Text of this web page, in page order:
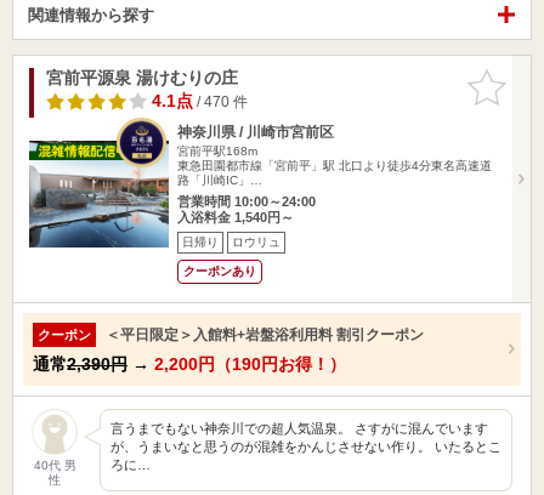
関連情報から探す
お気に入
りに追加
宮前平源泉 湯けむりの庄
4.1点/ 470 件
神奈川県 / 川崎市宮前区
宮前平駅168m
東急田園都市線「宮前平」駅 北口より徒歩4分東名高速道
路「川崎IC」…
営業時間 10:00～24:00
入浴料金 1,540円～
日帰り ロウリュ
クーポンあり
クーポン ＜平日限定＞入館料+岩盤浴利用料 割引クーポン
通常2,390円 → 2,200円（190円お得！）
40代 男
性
言うまでもない神奈川での超人気温泉。 さすがに混んでいます
が、うまいなと思うのが混雑をかんじさせない作り。 いたるとこ
ろに…